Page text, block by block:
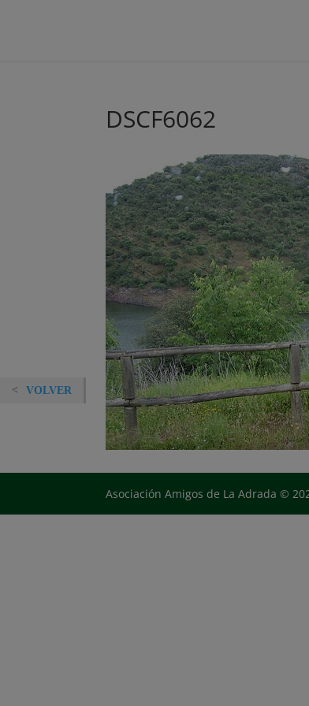
DSCF6062
Asociación Amigos de La Adrada ©
VOLVER